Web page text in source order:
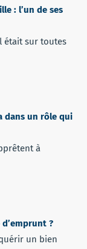
: l’un de ses
était sur toutes
dans un rôle qui
à
?
un bien